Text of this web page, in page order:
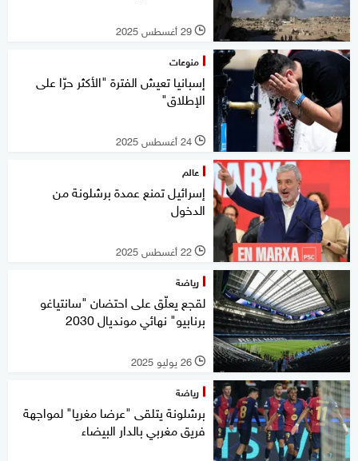
l 29 أغسطس 2025
منوعات
إسبانيا تعيش الفترة "الأكثر حرّا على
الإطلاق"
l 24 أغسطس 2025
عالم
إسرائيل تمنع عمدة برشلونة من
الدخول
l 22 أغسطس 2025
رياضة
لقجع يعلّق على احتضان "سانتياغو
برنابيو" نهائي مونديال 2030
l 26 يوليو 2025
رياضة
برشلونة يتلقى "عرضا مغريا" لمواجهة
فريق مغربي بالدار البيضاء